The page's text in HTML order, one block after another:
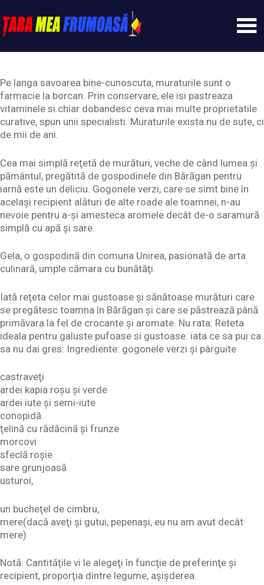
to
content
Tarameafrumoasa
Pe langa savoarea bine-cunoscuta, muraturile sunt o
farmacie la borcan. Prin conservare, ele isi pastreaza
vitaminele si chiar dobandesc ceva mai multe proprietatile
curative, spun unii specialisti. Muraturile exista nu de sute, ci
de mii de ani.
Cea mai simplă reţetă de murături, veche de când lumea şi
pământul, pregătită de gospodinele din Bărăgan pentru
iarnă este un deliciu. Gogonele verzi, care se simt bine în
acelaşi recipient alături de alte roade ale toamnei, n-au
nevoie pentru a-şi amesteca aromele decât de-o saramură
simplă cu apă şi sare.
Gela, o gospodină din comuna Unirea, pasionată de arta
culinară, umple cămara cu bunătăţi.
Iată reţeta celor mai gustoase şi sănătoase murături care
se pregătesc toamna în Bărăgan şi care se păstrează până
primăvara la fel de crocante şi aromate. Nu rata: Reteta
ideala pentru galuste pufoase si gustoase: iata ce sa pui ca
sa nu dai gres: Ingrediente: gogonele verzi şi pârguite
castraveţi
ardei kapia roşu şi verde
ardei iute şi semi-iute
conopidă
ţelină cu rădăcină şi frunze
morcovi
sfeclă roşie
sare grunjoasă
usturoi,
un bucheţel de cimbru,
mere(dacă aveţi şi gutui, pepenaşi, eu nu am avut decât
mere)
Notă: Cantităţile vi le alegeţi în funcţie de preferinţe şi
recipient, proporţia dintre legume, aşişderea.